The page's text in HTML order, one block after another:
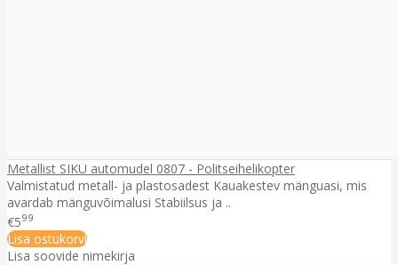
Metallist SIKU automudel 0807 - Politseihelikopter
Valmistatud metall- ja plastosadest Kauakestev mänguasi, mis
avardab mänguvõimalusi Stabiilsus ja ..
€599
Lisa ostukorvi
Lisa soovide nimekirja